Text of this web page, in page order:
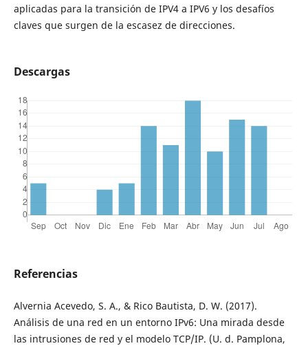
aplicadas para la transición de IPV4 a IPV6 y los desafíos
claves que surgen de la escasez de direcciones.
Descargas
Referencias
Alvernia Acevedo, S. A., & Rico Bautista, D. W. (2017).
Análisis de una red en un entorno IPv6: Una mirada desde
las intrusiones de red y el modelo TCP/IP. (U. d. Pamplona,